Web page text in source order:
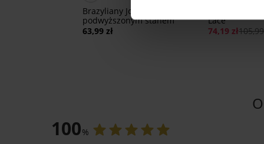
Brazyliany Joy z
podwyższonym stanem
63,99 zł
Lace
74,19 zł
100%